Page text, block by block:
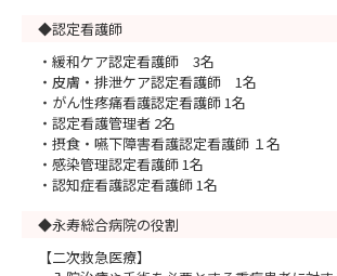
◆認定看護師
・緩和ケア認定看護師 3名
・皮膚・排泄ケア認定看護師 1名
・がん性疼痛看護認定看護師 1名
・認定看護管理者 2名
・摂食・嚥下障害看護認定看護師 １名
・感染管理認定看護師 1名
・認知症看護認定看護師 1名
◆永寿総合病院の役割
【二次救急医療】